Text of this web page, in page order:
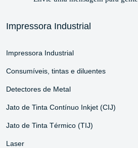
Impressora Industrial
Impressora Industrial
Consumíveis, tintas e diluentes
Detectores de Metal
Jato de Tinta Contínuo Inkjet (CIJ)
Jato de Tinta Térmico (TIJ)
Laser